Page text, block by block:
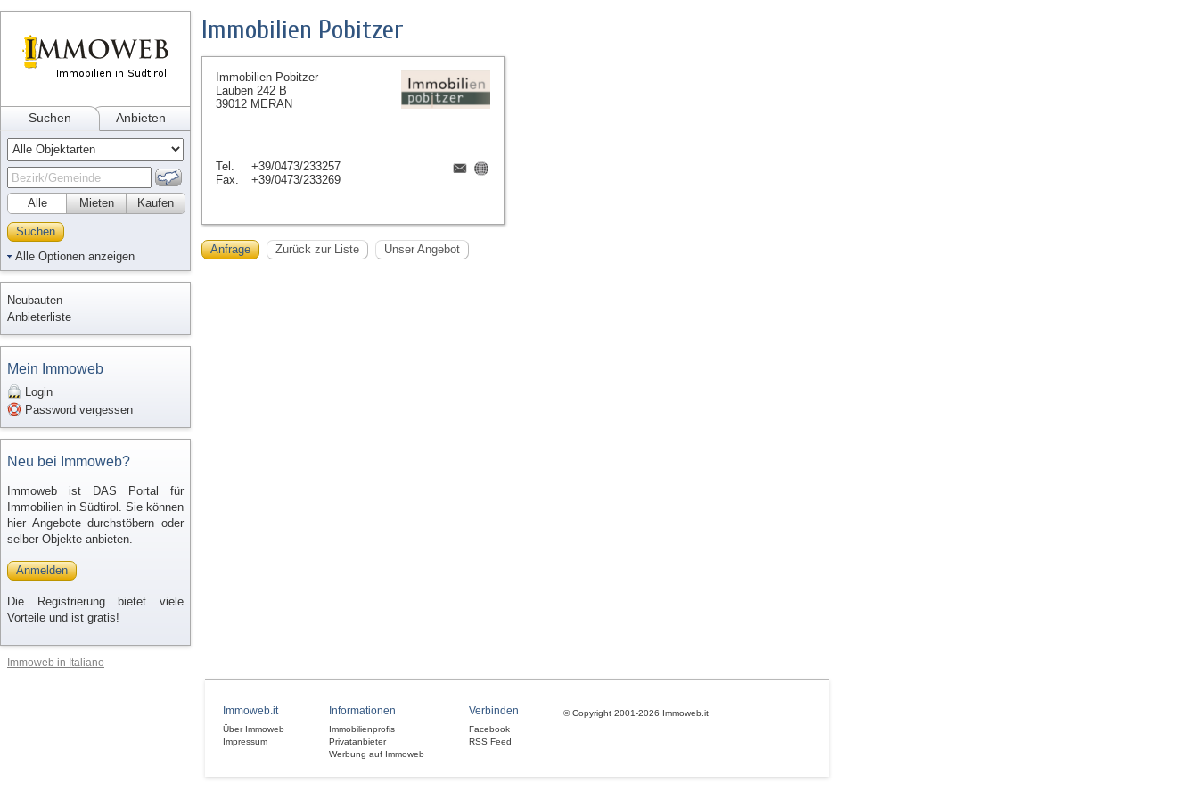
Suchen Anbieten
Alle Kaufen
Mieten
Suchen
Alle Optionen anzeigen
Neubauten
Anbieterliste
Mein Immoweb
Login
Password vergessen
Neu bei Immoweb?
Immoweb ist DAS Portal für
Immobilien in Südtirol. Sie können
hier Angebote durchstöbern oder
selber Objekte anbieten.
Anmelden
Die Registrierung bietet viele
Vorteile und ist gratis!
Immoweb in Italiano
Immobilien Pobitzer
Immobilien Pobitzer
Lauben 242 B
39012 MERAN
Tel.
+39/0473/233257
Fax.
+39/0473/233269
Anfrage Zurück zur Liste Unser Angebot
Immoweb.it
Über Immoweb
Impressum
Informationen
Immobilienprofis
Privatanbieter
Werbung auf Immoweb
Verbinden
Facebook
RSS Feed
© Copyright 2001-2026 Immoweb.it